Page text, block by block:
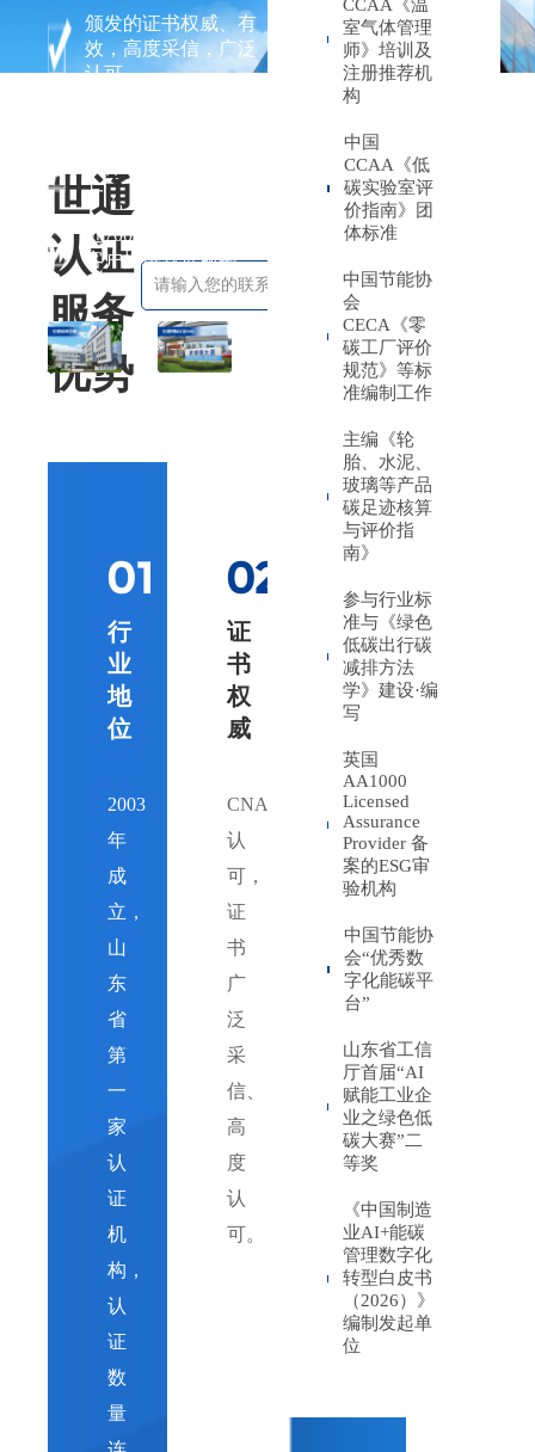
颁发的证书权威、有
效，高度采信，广泛
认可，
一，
近700名各类审核员为
客户提供就近服务。
CCAA《温
室气体管理
师》培训及
注册推荐机
构
中国
CCAA《低
碳实验室评
价指南》团
体标准
中国节能协
会
CECA《零
碳工厂评价
规范》等标
准编制工作
主编《轮
胎、水泥、
玻璃等产品
碳足迹核算
与评价指
南》
参与行业标
准与《绿色
低碳出行碳
减排方法
学》建设·编
写
英国
AA1000
Licensed
Assurance
Provider 备
案的ESG审
验机构
中国节能协
会“优秀数
字化能碳平
台”
山东省工信
厅首届“AI
赋能工业企
业之绿色低
碳大赛”二
等奖
《中国制造
业AI+能碳
管理数字化
转型白皮书
（2026）》
编制发起单
位
世通
认证
服务
优势
免费咨询
01
行
业
地
位
2003
年
成
立，
山
东
省
第
一
家
认
证
机
构，
认
证
数
量
02
证
书
权
威
CNAS
认
可，
证
书
广
泛
采
信、
高
度
认
可。
03
一
站
式
服
务
能
力
宽
领
域、
广
范
围，
一
站
服
务
能
力